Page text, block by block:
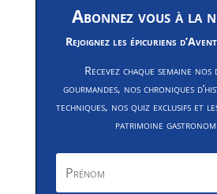
Abonnez vous à la
Rejoignez les épicuriens
Recevez chaque semaine
gourmandes, nos chroniques
techniques, nos quiz exclusifs et
patrimoine